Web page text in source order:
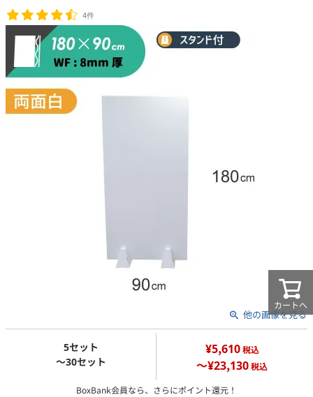
4件
他の画像を見る
5セット
～30セット
¥5,610 税込
～¥23,130税込
BoxBank会員なら、さらにポイント還元！
カートへ